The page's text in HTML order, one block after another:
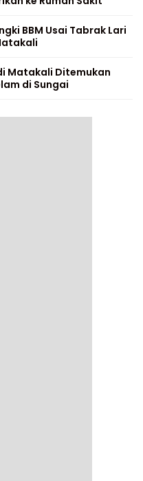
BBM Usai Tabrak Lari
Matakali Ditemukan
di Sungai